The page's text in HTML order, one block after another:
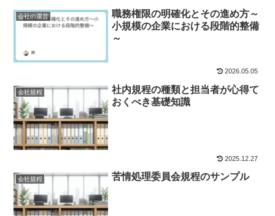
会社の運営
職務権限の明確化とその進め方～
小規模の企業における段階的整備
～
2026.05.05
会社規程
社内規程の種類と担当者が心得て
おくべき基礎知識
2025.12.27
会社規程 苦情処理委員会規程のサンプル